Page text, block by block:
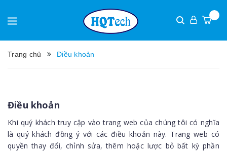
Trang chủ Điều khoản
Điều khoản
Khi quý khách truy cập vào trang web của chúng tôi có nghĩa
là quý khách đồng ý với các điều khoản này. Trang web có
quyền thay đổi, chỉnh sửa, thêm hoặc lược bỏ bất kỳ phần